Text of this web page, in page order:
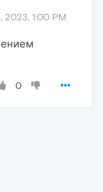
2023, 1:00 PM
0